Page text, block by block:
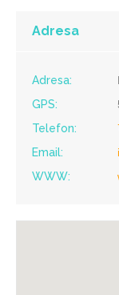
Adresa
Adresa:
GPS:
Telefon:
Email:
WWW: